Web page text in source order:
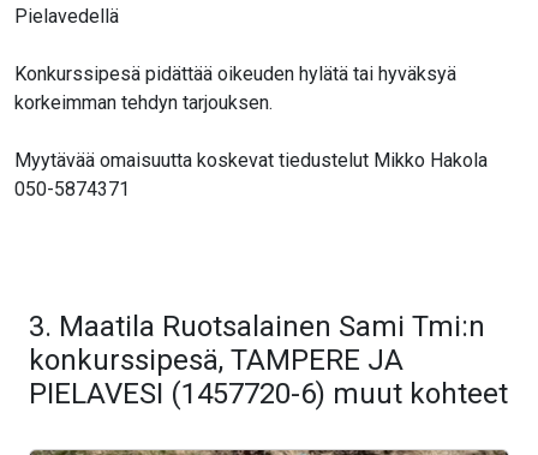
Pielavedellä
Konkurssipesä pidättää oikeuden hylätä tai hyväksyä
korkeimman tehdyn tarjouksen.
Myytävää omaisuutta koskevat tiedustelut Mikko Hakola
050-5874371
3. Maatila Ruotsalainen Sami Tmi:n
konkurssipesä, TAMPERE JA
PIELAVESI (1457720-6) muut kohteet